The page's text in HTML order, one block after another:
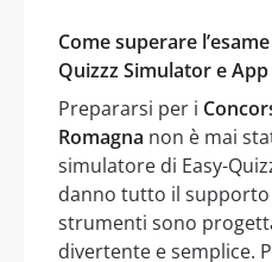
Come superare
Quizzz Simulator e
Prepararsi per i
Romagna non è mai
simulatore di Easy-
danno tutto il supporto
strumenti sono
divertente e semplice.